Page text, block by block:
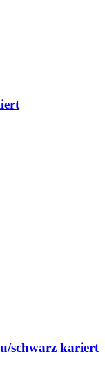
schwarz kariert